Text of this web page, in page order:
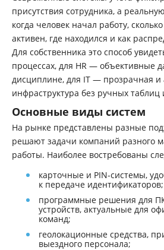
присутствия сотрудника, а
когда человек начал работу,
активен, где находился и как
Для собственника это способ
процессах, для HR — объективные
дисциплине, для IT — прозрачная и
инфраструктура без ручных таблиц
Основные виды систем
На рынке представлены разные
решают задачи компаний разного
работы. Наиболее востребованы
карточные и PIN-системы,
к передаче идентификаторов;
программные решения для
устройств, актуальные для
команд;
геолокационные средства,
выездного персонала;